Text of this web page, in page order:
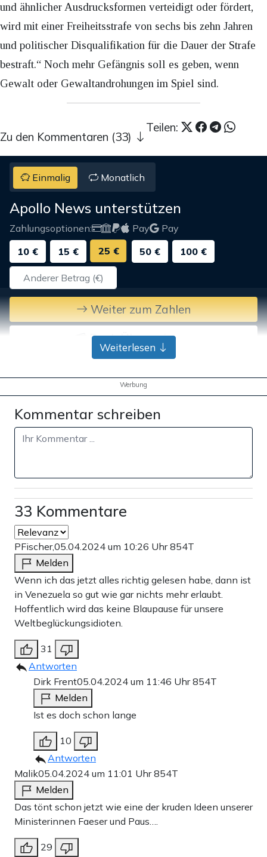
und ähnlicher Ausdrucksformen verteidigt oder fördert,
wird mit einer Freiheitsstrafe von sechs bis zehn Jahren
und politischer Disqualifikation für die Dauer der Strafe
bestraft.“ Noch mehr Gefängnis soll es geben, wenn
Gewalt oder Gewaltandrohungen im Spiel sind.
Teilen:
Zu den Kommentaren (33)
Einmalig Monatlich
Apollo News unterstützen
Zahlungsoptionen: Pay
Pay
10 €
15 € 25 € 50 € 100 €
Weiter zum Zahlen
Bank-Überweisung
Weiterlesen
Werbung
Kommentar schreiben
33 Kommentare
PFischer,05.04.2024 um 10:26 Uhr854T
Melden
Wenn ich das jetzt alles richtig gelesen habe, dann ist
in Venezuela so gut wie gar nichts mehr erlaubt.
Hoffentlich wird das keine Blaupause für unsere
Weltbeglückungsidioten.
31
Antworten
Dirk Frent05.04.2024 um 11:46 Uhr854T
Melden
Ist es doch schon lange
10
Antworten
Malik05.04.2024 um 11:01 Uhr854T
Melden
Das tönt schon jetzt wie eine der kruden Ideen unserer
Ministerinnen Faeser und Paus….
29